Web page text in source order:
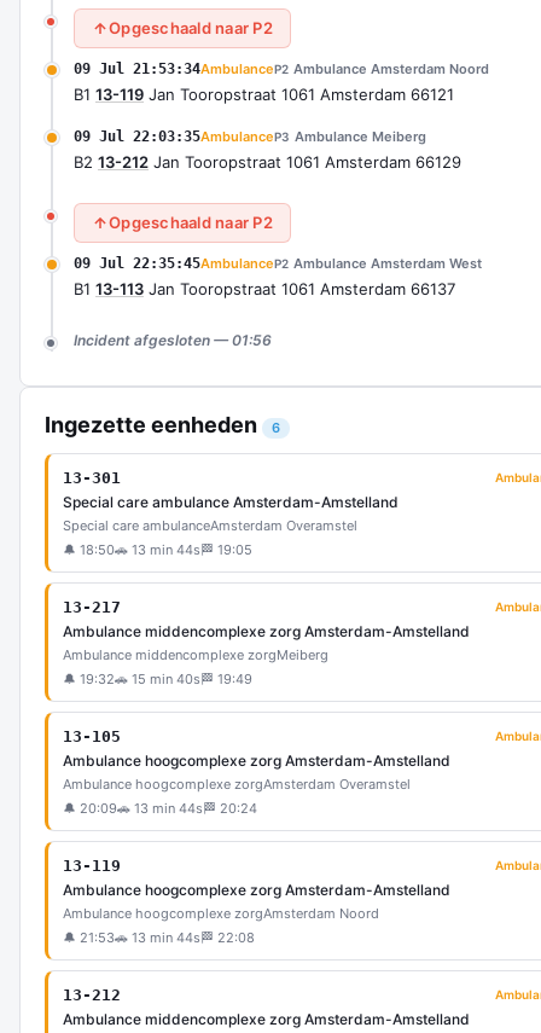
Opgeschaald naar P2
09 Jul 21:53:34AmbulanceP2 Ambulance Amsterdam Noord
B1 13-119 Jan Tooropstraat 1061 Amsterdam 66121
09 Jul 22:03:35AmbulanceP3 Ambulance Meiberg
B2 13-212 Jan Tooropstraat 1061 Amsterdam 66129
Opgeschaald naar P2
09 Jul 22:35:45AmbulanceP2 Ambulance Amsterdam West
B1 13-113 Jan Tooropstraat 1061 Amsterdam 66137
Incident afgesloten — 01:56
Ingezette eenheden 6
13-301
Special care ambulance Amsterdam-Amstelland
Special care ambulanceAmsterdam Overamstel
🔔 18:50🚗 13 min 44s 🏁 19:05
13-217
Ambulance middencomplexe zorg Amsterdam-Amstelland
Ambulance middencomplexe zorgMeiberg
🔔 19:32🚗 15 min 40s 🏁 19:49
13-105
Ambulance hoogcomplexe zorg Amsterdam-Amstelland
Ambulance hoogcomplexe zorgAmsterdam Overamstel
🔔 20:09🚗 13 min 44s 🏁 20:24
13-119
Ambulance hoogcomplexe zorg Amsterdam-Amstelland
Ambulance hoogcomplexe zorgAmsterdam Noord
🔔 21:53🚗 13 min 44s 🏁 22:08
13-212
Ambulance middencomplexe zorg Amsterdam-Amstelland